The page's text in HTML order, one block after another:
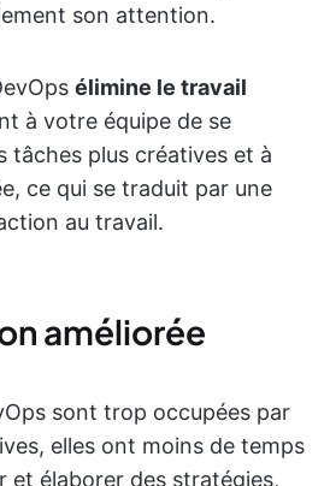
son attention.
élimine le travail
à votre équipe de se
tâches plus créatives et à
ce qui se traduit par une
au travail.
améliorée
sont trop occupées par
elles ont moins de temps
et élaborer des stratégies,